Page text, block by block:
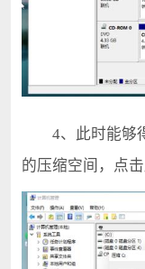
4、此时能够得
的压缩空间，点